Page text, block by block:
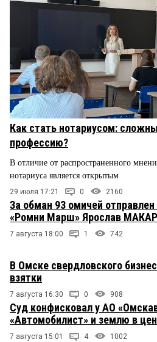
Как стать нотариусом:
профессию?
В отличие от распространенного
нотариуса является открытым
29 июля 17:21 0 2160
За обман 93 омичей
«Ромни Марш» Ярослав
7 августа 18:00 1 742
В Омске свердловского
взятки
7 августа 16:30 0 908
Суд конфисковал у АО
«Автомобилист» и землю в
7 августа 15:01 4 1002